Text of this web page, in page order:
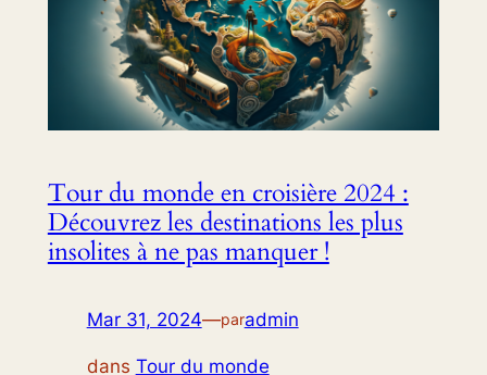
Tour du monde en croisière 2024 :
Découvrez les destinations les plus
insolites à ne pas manquer !
Mar 31, 2024—paradmin
dans Tour du monde